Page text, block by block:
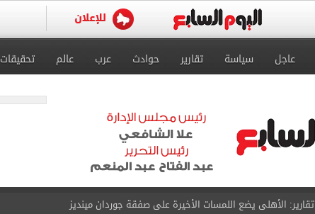
عاجل سياسة تقارير حوادث عرب عالم تحقيقات
الأهلي يرفض مطالب أحمد عبد القادر بالحصول على 40 مليون جنيه سنوياً